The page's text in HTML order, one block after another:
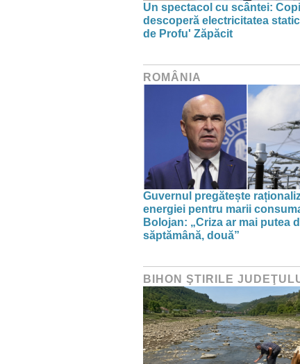
Un spectacol cu scântei:
descoperă electricitatea
de Profu' Zăpăcit
ROMÂNIA
Guvernul pregătește
energiei pentru marii
Bolojan: „Criza ar mai putea
săptămână, două”
BIHON ŞTIRILE